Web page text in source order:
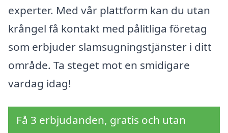
experter. Med vår plattform kan du utan
krångel få kontakt med pålitliga företag
som erbjuder slamsugningstjänster i ditt
område. Ta steget mot en smidigare
vardag idag!
Få 3 erbjudanden, gratis och utan